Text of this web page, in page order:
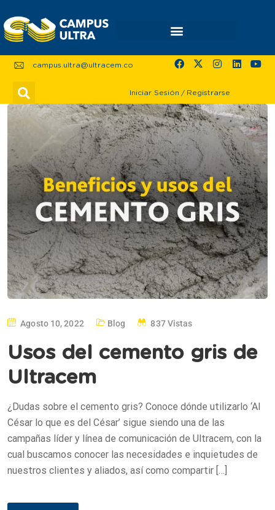
campus.ultra@ultracem.co
Iniciar Sesión / Registrarse
Agosto 10, 2022 Blog 837 Vistas
Usos del cemento gris de
Ultracem
¿Dudas sobre el cemento gris? Conoce dónde utilizarlo ‘Al
César lo que es del César’ sigue siendo una de las
campañas líder y línea de comunicación de Ultracem, con la
cual buscamos conocer las necesidades e inquietudes de
nuestros clientes y aliados, así como compartir […]